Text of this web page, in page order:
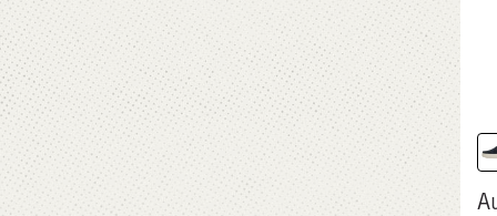
Зелено
Розово
Бяло
Многоцветно